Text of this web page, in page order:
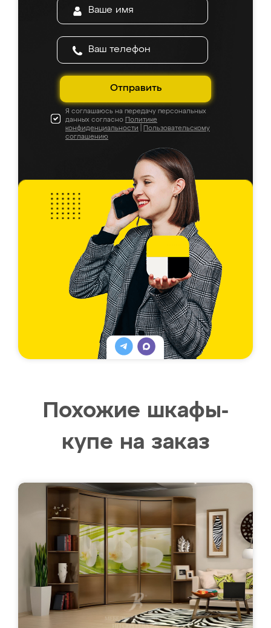
Отправить
Я соглашаюсь на передачу персональных
данных согласно Политике
конфиденциальности
Пользовательскому
соглашению
Похожие шкафы-
купе на заказ